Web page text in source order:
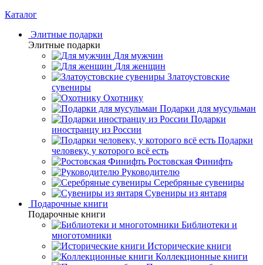
Каталог
Элитные подарки
Элитные подарки
Для мужчин
Для женщин
Златоустовские
сувениры
Охотнику
Подарки для мусульман
Подарки
иностранцу из России
Подарки
человеку, у которого всё есть
Ростовская Финифть
Руководителю
Серебряные сувениры
Сувениры из янтаря
Подарочные книги
Подарочные книги
Библиотеки и
многотомники
Исторические книги
Коллекционные книги